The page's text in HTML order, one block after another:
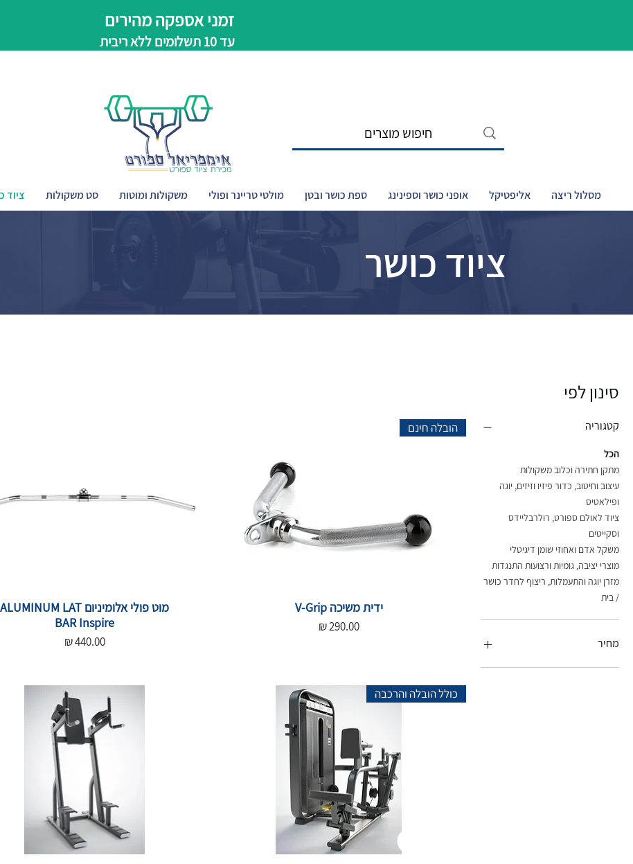
זמני אספקה מהירים
עד 10 תשלומים ללא ריבית
מסלול ריצה אליפטיקל אופני כושר וספינינג ספת כושר ובטן מולטי טריינר ופולי משקולות ומוטות סט משקולות ציוד
ציוד כושר
סינון לפי
קטגוריה
הכל
מתקן חתירה וכלוב משקולות
עיצוב וחיטוב, כדור פיזיו וזיזים, יוגה
ופילאטיס
ציוד לאולם ספורט, רולרבליידס
וסקייטים
משקל אדם ואחוזי שומן דיגיטלי
מוצרי יציבה, גומיות ורצועות התנגדות
מזרן יוגה והתעמלות, ריצוף לחדר כושר
/ בית
מחיר
הובלה חינם
ידית משיכה V-Grip
מחיר‏290.00 ‏₪
מוט פולי אלומיניום ALUMINUM LAT
BAR Inspire
מחיר‏440.00 ‏₪
כולל הובלה והרכבה